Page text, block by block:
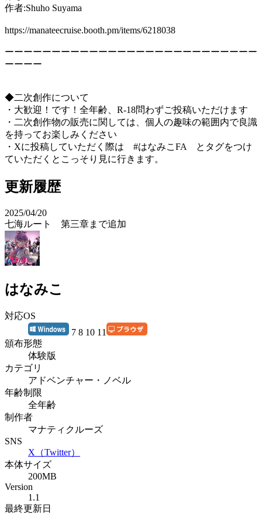
作者:Shuho Suyama
https://manateecruise.booth.pm/items/6218038
ーーーーーーーーーーーーーーーーーーーーーーーーーーー
ーーーー
◆二次創作について
・大歓迎！です！全年齢、R-18問わずご投稿いただけます
・二次創作物の販売に関しては、個人の趣味の範囲内で良識
を持ってお楽しみください
・Xに投稿していただく際は #はなみこFA とタグをつけ
ていただくとこっそり見に行きます。
更新履歴
2025/04/20
七海ルート 第三章まで追加
はなみこ
対応OS
7 8 10 11
頒布形態
体験版
カテゴリ
アドベンチャー・ノベル
年齢制限
全年齢
制作者
マナティクルーズ
SNS
X（Twitter）
本体サイズ
200MB
Version
1.1
最終更新日